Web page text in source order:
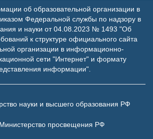
об образовательной организации в
Федеральной службы по надзору в
и науки от 04.08.2023 № 1493 "Об
к структуре официального сайта
организации в информационно-
сети "Интернет" и формату
информации".
науки и высшего образования РФ
Министерство просвещения РФ